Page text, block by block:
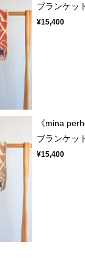
ブランケッ
¥15,400
《mina
ブランケッ
¥15,400